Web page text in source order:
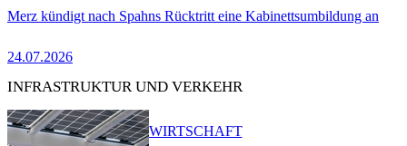
Merz kündigt nach Spahns Rücktritt eine Kabinettsumbildung an
24.07.2026
INFRASTRUKTUR UND VERKEHR
WIRTSCHAFT